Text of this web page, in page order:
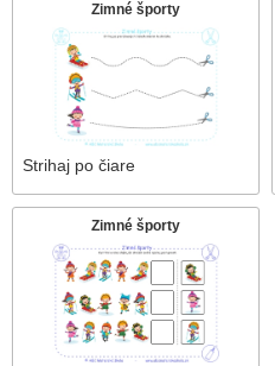
Zimné športy
Strihaj po čiare
Zimné športy